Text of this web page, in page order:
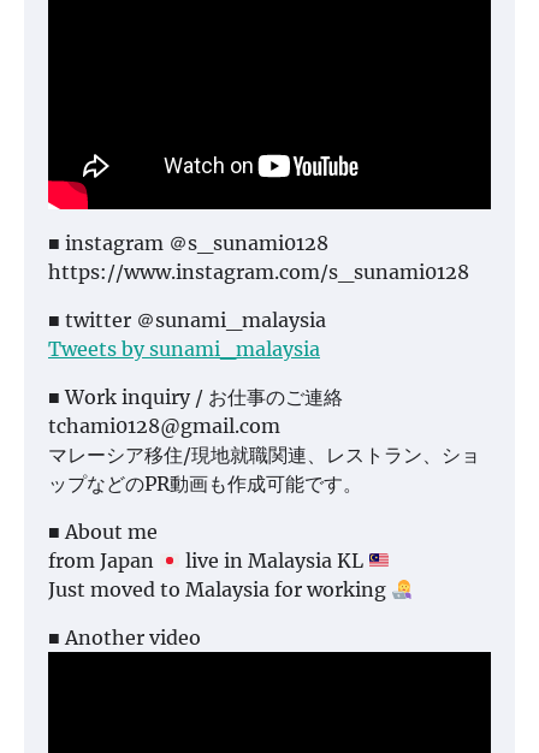
■ instagram ＠s_sunami0128
https://www.instagram.com/s_sunami0128
■ twitter ＠sunami_malaysia
Tweets by sunami_malaysia
■ Work inquiry / お仕事のご連絡
tchami0128@gmail.com
マレーシア移住/現地就職関連、レストラン、ショ
ップなどのPR動画も作成可能です。
■ About me
from Japan
live in Malaysia KL
Just moved to Malaysia for working
■ Another video